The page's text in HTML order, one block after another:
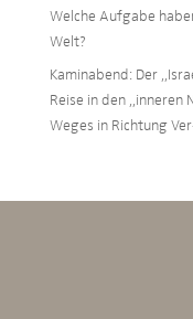
Welche Aufgabe
Welt?
Kaminabend: Der
Reise in den „inneren
Weges in Richtung